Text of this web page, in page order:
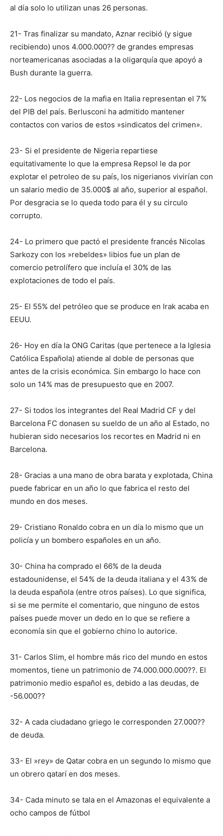
al día solo lo utilizan unas 26 personas.
21- Tras finalizar su mandato, Aznar recibió (y sigue
recibiendo) unos 4.000.000?? de grandes empresas
norteamericanas asociadas a la oligarquía que apoyó a
Bush durante la guerra.
22- Los negocios de la mafia en Italia representan el 7%
del PIB del país. Berlusconi ha admitido mantener
contactos con varios de estos »sindicatos del crimen».
23- Si el presidente de Nigeria repartiese
equitativamente lo que la empresa Repsol le da por
explotar el petroleo de su país, los nigerianos vivirían con
un salario medio de 35.000$ al año, superior al español.
Por desgracia se lo queda todo para él y su circulo
corrupto.
24- Lo primero que pactó el presidente francés Nicolas
Sarkozy con los »rebeldes» libios fue un plan de
comercio petrolífero que incluía el 30% de las
explotaciones de todo el país.
25- El 55% del petróleo que se produce en Irak acaba en
EEUU.
26- Hoy en día la ONG Caritas (que pertenece a la Iglesia
Católica Española) atiende al doble de personas que
antes de la crisis económica. Sin embargo lo hace con
solo un 14% mas de presupuesto que en 2007.
27- Si todos los integrantes del Real Madrid CF y del
Barcelona FC donasen su sueldo de un año al Estado, no
hubieran sido necesarios los recortes en Madrid ni en
Barcelona.
28- Gracias a una mano de obra barata y explotada, China
puede fabricar en un año lo que fabrica el resto del
mundo en dos meses.
29- Cristiano Ronaldo cobra en un día lo mismo que un
policía y un bombero españoles en un año.
30- China ha comprado el 66% de la deuda
estadounidense, el 54% de la deuda italiana y el 43% de
la deuda española (entre otros países). Lo que significa,
si se me permite el comentario, que ninguno de estos
países puede mover un dedo en lo que se refiere a
economía sin que el gobierno chino lo autorice.
31- Carlos Slim, el hombre más rico del mundo en estos
momentos, tiene un patrimonio de 74.000.000.000??. El
patrimonio medio español es, debido a las deudas, de
-56.000??
32- A cada ciudadano griego le corresponden 27.000??
de deuda.
33- El »rey» de Qatar cobra en un segundo lo mismo que
un obrero qatarí en dos meses.
34- Cada minuto se tala en el Amazonas el equivalente a
ocho campos de fútbol